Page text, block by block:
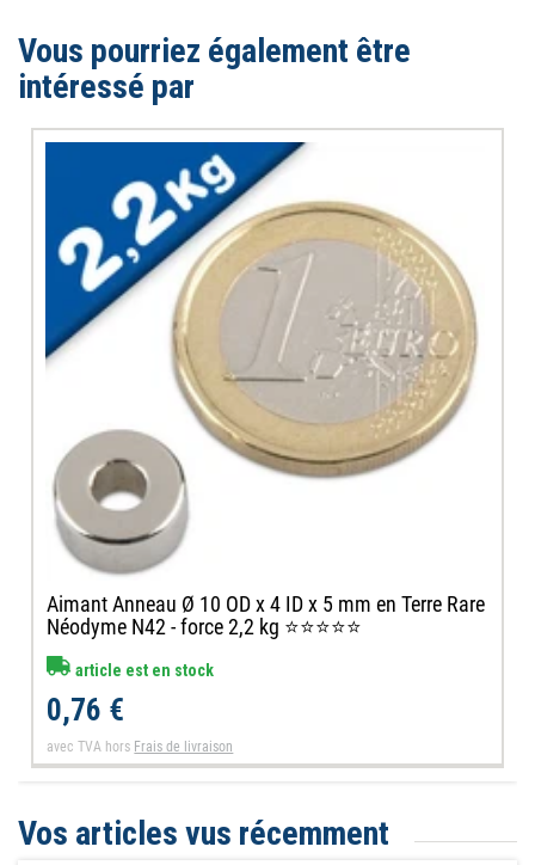
Vous pourriez également être
intéressé par
Aimant Anneau Ø 10 OD x 4 ID x 5 mm en Terre Rare
Néodyme N42 - force 2,2 kg ⭐⭐⭐⭐⭐
article est en stock
0,76 €
avec TVA hors Frais de livraison
Vos articles vus récemment